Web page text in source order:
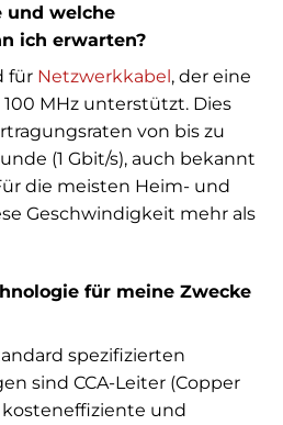
und welche
ich erwarten?
für Netzwerkkabel, der eine
MHz unterstützt. Dies
von bis zu
(1 Gbit/s), auch bekannt
die meisten Heim- und
Geschwindigkeit mehr als
für meine Zwecke
spezifizierten
sind CCA-Leiter (Copper
und